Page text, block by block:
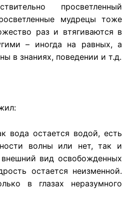
просветленный
мудрецы тоже
раз и втягиваются в
– иногда на равных, а
в знаниях, поведении и т.д.
вода остается водой, есть
волны или нет, так и
вид освобожденных
остается неизменной.
в глазах неразумного